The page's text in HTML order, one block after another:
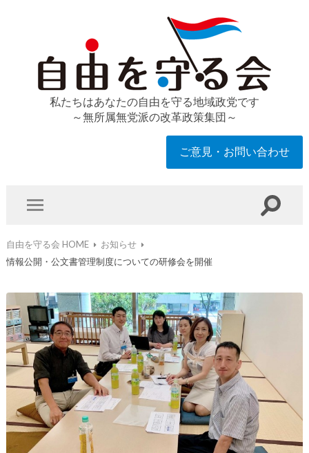
私たちはあなたの自由を守る地域政党です
～無所属無党派の改革政策集団～
ご意見・お問い合わせ
自由を守る会 HOME
お知らせ
情報公開・公文書管理制度についての研修会を開催